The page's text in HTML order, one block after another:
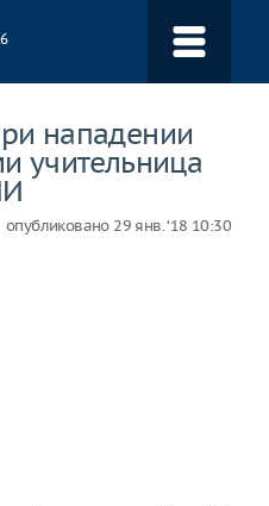
нападении
учительница
опубликовано 29 янв. ‘18 10:30